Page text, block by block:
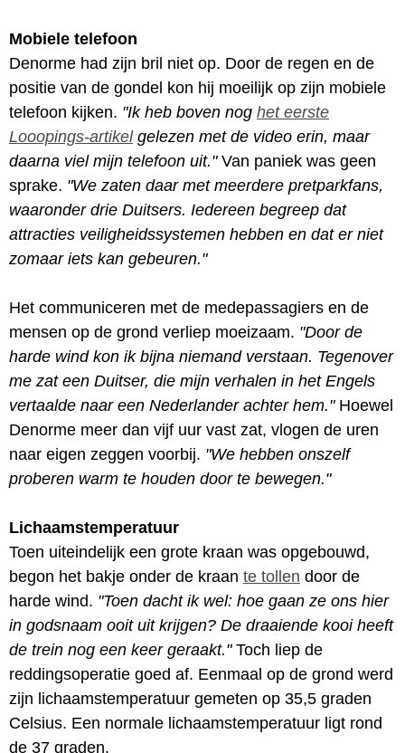
Mobiele telefoon
Denorme had zijn bril niet op. Door de regen en de
positie van de gondel kon hij moeilijk op zijn mobiele
telefoon kijken. "Ik heb boven nog het eerste
Looopings-artikelgelezen met de video erin, maar
daarna viel mijn telefoon uit."Van paniek was geen
sprake. "We zaten daar met meerdere pretparkfans,
waaronder drie Duitsers. Iedereen begreep dat
attracties veiligheidssystemen hebben en dat er niet
zomaar iets kan gebeuren."
Het communiceren met de medepassagiers en de
mensen op de grond verliep moeizaam. "Door de
harde wind kon ik bijna niemand verstaan. Tegenover
me zat een Duitser, die mijn verhalen in het Engels
vertaalde naar een Nederlander achter hem."Hoewel
Denorme meer dan vijf uur vast zat, vlogen de uren
naar eigen zeggen voorbij. "We hebben onszelf
proberen warm te houden door te bewegen."
Lichaamstemperatuur
Toen uiteindelijk een grote kraan was opgebouwd,
begon het bakje onder de kraan te tollen door de
harde wind. "Toen dacht ik wel: hoe gaan ze ons hier
in godsnaam ooit uit krijgen? De draaiende kooi heeft
de trein nog een keer geraakt."Toch liep de
reddingsoperatie goed af. Eenmaal op de grond werd
zijn lichaamstemperatuur gemeten op 35,5 graden
Celsius. Een normale lichaamstemperatuur ligt rond
de 37 graden.